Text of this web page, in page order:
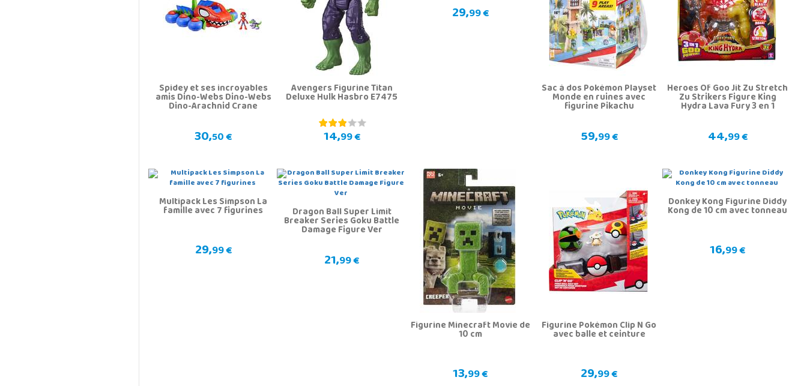
Spidey et ses incroyables
amis Dino-Webs Dino-Webs
Dino-Arachnid Crane
30,50 €
Avengers Figurine Titan
Deluxe Hulk Hasbro E7475
14,99 €
29,99 €
Sac à dos Pokémon Playset
Monde en ruines avec
figurine Pikachu
59,99 €
Heroes Of Goo Jit Zu Stretch
Zu Strikers Figure King
Hydra Lava Fury 3 en 1
44,99 €
Multipack Les Simpson La
famille avec 7 figurines
29,99 €
Dragon Ball Super Limit
Breaker Series Goku Battle
Damage Figure Ver
21,99 €
Figurine Minecraft Movie de
10 cm
13,99 €
Figurine Pokémon Clip N Go
avec balle et ceinture
29,99 €
Donkey Kong Figurine Diddy
Kong de 10 cm avec tonneau
16,99 €